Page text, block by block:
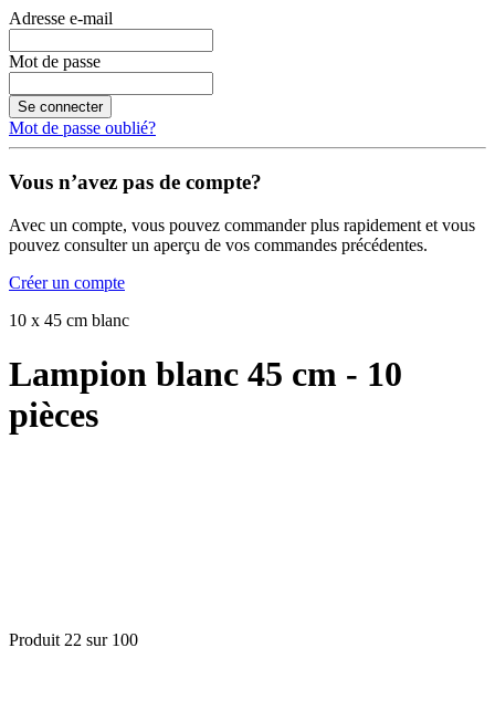
Adresse e-mail
Mot de passe
Se connecter
Mot de passe oublié?
Vous n’avez pas de compte?
Avec un compte, vous pouvez commander plus rapidement et vous
pouvez consulter un aperçu de vos commandes précédentes.
Créer un compte
10 x 45 cm blanc
Lampion blanc 45 cm - 10
pièces
Produit 22 sur 100